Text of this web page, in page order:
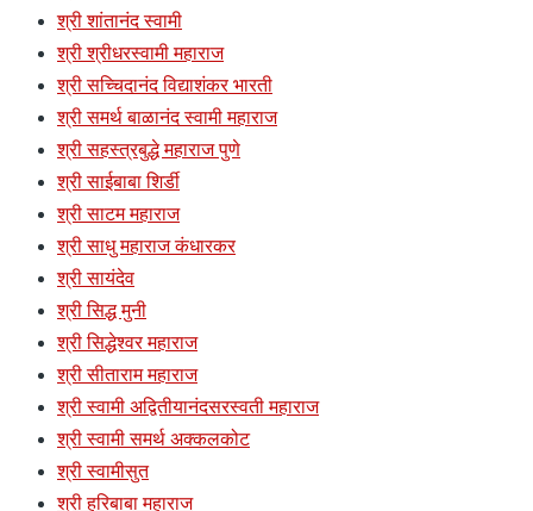
श्री शांतानंद स्वामी
श्री श्रीधरस्वामी महाराज
श्री सच्चिदानंद विद्याशंकर भारती
श्री समर्थ बाळानंद स्वामी महाराज
श्री सहस्त्रबुद्धे महाराज पुणे
श्री साईबाबा शिर्डी
श्री साटम महाराज
श्री साधु महाराज कंधारकर
श्री सायंदेव
श्री सिद्ध मुनी
श्री सिद्धेश्वर महाराज
श्री सीताराम महाराज
श्री स्वामी अद्वितीयानंदसरस्वती महाराज
श्री स्वामी समर्थ अक्कलकोट
श्री स्वामीसुत
श्री हरिबाबा महाराज